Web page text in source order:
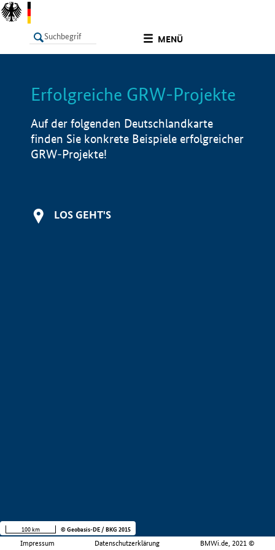
MENÜ
LISTE Info
Erfolgreiche GRW-Projekte
Auf der folgenden Deutschlandkarte
finden Sie konkrete Beispiele erfolgreicher
GRW-Projekte!
LOS GEHT'S
Impressum Datenschutzerklärung BMWi.de, 2021 ©
100 km © Geobasis-DE / BKG 2015